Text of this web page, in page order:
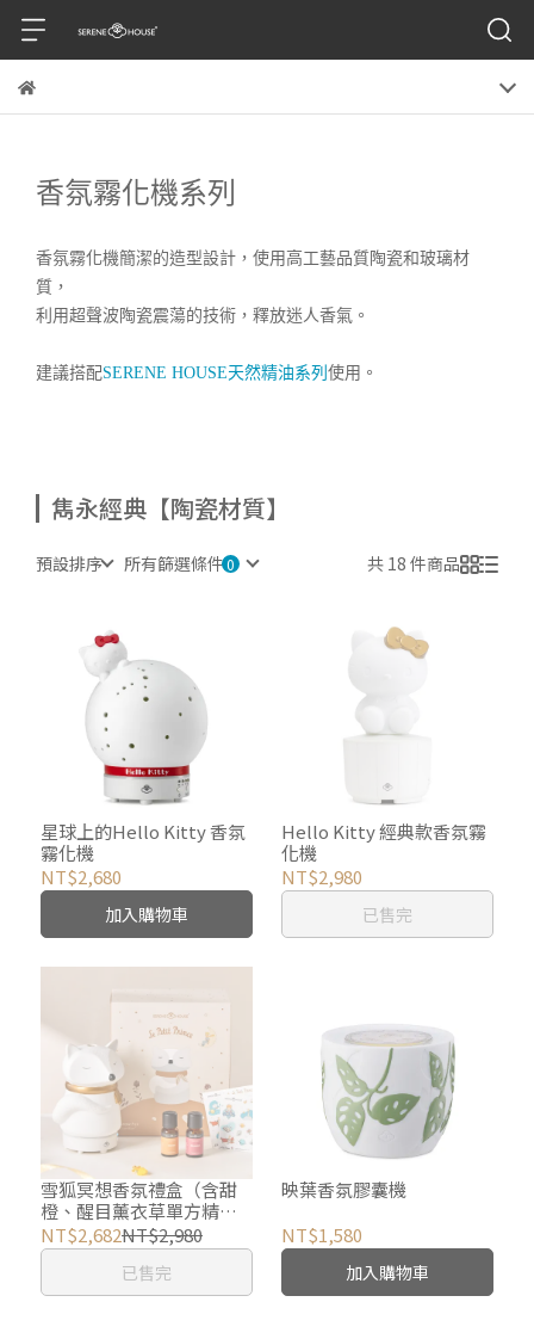
香氛霧化機系列
香氛霧化機簡潔的造型設計，使用高工藝品質陶瓷和玻璃材
質，
利用超聲波陶瓷震蕩的技術，釋放迷人香氣。
建議搭配SERENE HOUSE天然精油系列 使用。
雋永經典【陶瓷材質】
預設排序 所有篩選條件 共 18 件商品
星球上的Hello Kitty 香氛
霧化機
NT$2,680
加入購物車
Hello Kitty 經典款香氛霧
化機
NT$2,980
已售完
雪狐冥想香氛禮盒（含甜
橙、醒目薰衣草單方精油2
瓶）
NT$2,682NT$2,980
已售完
映葉香氛膠囊機
NT$1,580
加入購物車